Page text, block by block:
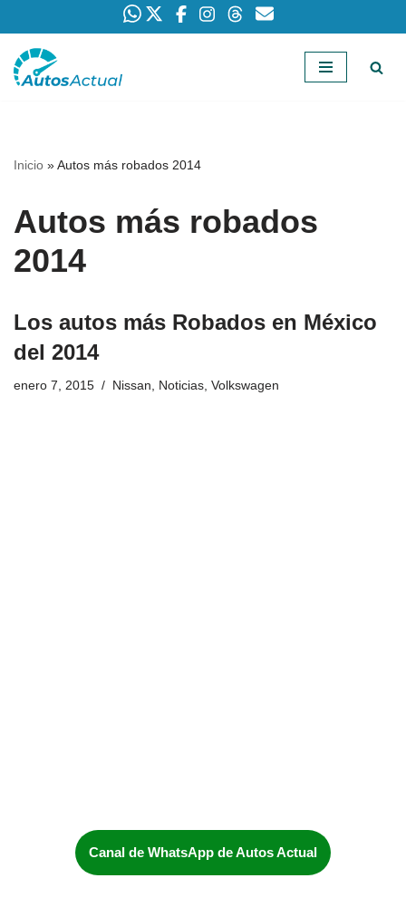
Saltar
Inicio »Autos más robados 2014
Autos más robados
2014
Los autos más Robados en México
del 2014
enero 7, 2015 Nissan, Noticias, Volkswagen
Canal de WhatsApp de Autos Actual